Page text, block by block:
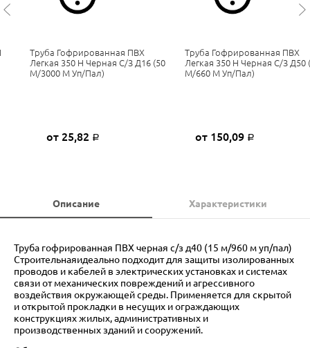
Труба Гофрированная ПВХ
Легкая 350 Н Черная С/з Д16 (50
М/3000 М Уп/пал)
от 25,82 Р
Труба Гофрированная ПВХ
Легкая 350 Н Черная С/з Д50
М/660 М Уп/пал)
от 150,09 Р
Описание Характеристики
Труба гофрированная ПВХ черная с/з д40 (15 м/960 м уп/пал)
Строительнаяидеально подходит для защиты изолированных
проводов и кабелей в электрических установках и системах
связи от механических повреждений и агрессивного
воздействия окружающей среды. Применяется для скрытой
и открытой прокладки в несущих и ограждающих
конструкциях жилых, административных и
производственных зданий и сооружений.